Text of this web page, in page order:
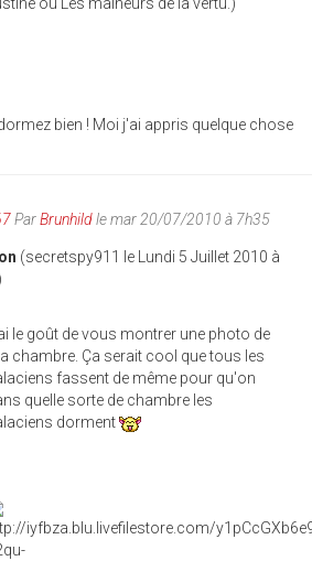
ou Les malheurs de la vertu.)
bien ! Moi j'ai appris quelque chose
ParBrunhildle mar 20/07/2010 à 7h35
(secretspy911 le Lundi 5 Juillet 2010 à
le goût de vous montrer une photo de
chambre. Ça serait cool que tous les
fassent de même pour qu'on
quelle sorte de chambre les
dorment